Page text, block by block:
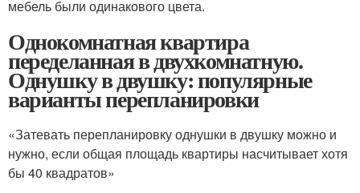
мебель были одинакового цвета.
Однокомнатная квартира
переделанная в двухкомнатную.
Однушку в двушку: популярные
варианты перепланировки
«Затевать перепланировку однушки в двушку можно и
нужно, если общая площадь квартиры насчитывает хотя
бы 40 квадратов»